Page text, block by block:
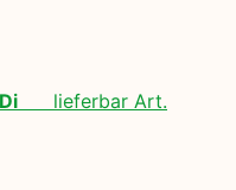
lieferbar Art.